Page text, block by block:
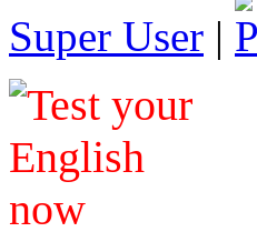
Super User |